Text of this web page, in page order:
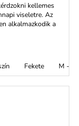
kellemes
viseletre. Az
alkalmazkodik a
Fekete M -